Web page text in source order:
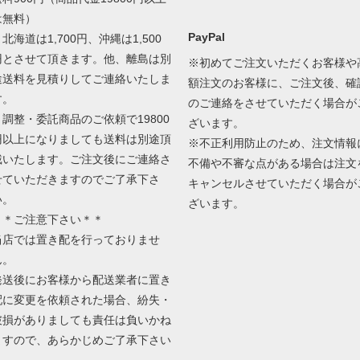
料）
北海道は1,700円、沖縄は1,500
とさせて頂きます。他、離島は別
送料を見積りしてご連絡いたしま
調整・委託商品のご依頼で19800
以上になりましても送料は別途頂
いたします。ご注文後にご連絡さ
ていただきますのでご了承下さ
ご注意下さい＊＊
店では置き配を行っておりませ
送後にお客様から配送業者に置き
変更を依頼された場合、紛失・
損がありましても責任は負いかね
すので、あらかじめご了承下さい
PayPal
※初めてご注文いただくお客様や
額注文のお客様に、ご注文後、確
のご連絡をさせていただく場合が
ざいます。
※不正利用防止のため、注文情報
不備や不審な点がある場合は注文
キャンセルさせていただく場合が
ざいます。